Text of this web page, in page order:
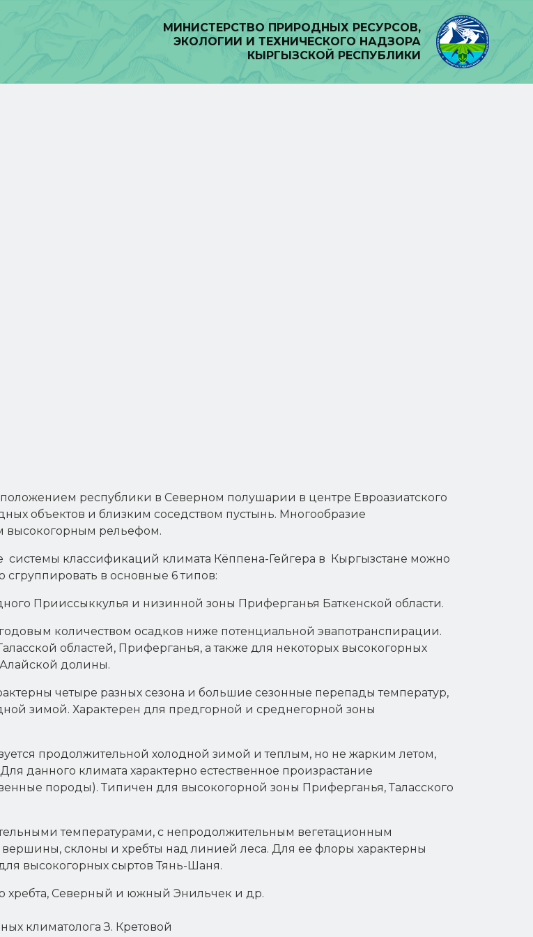
МИНИСТЕРСТВО ПРИРОДНЫХ РЕСУРСОВ,
ЭКОЛОГИИ И ТЕХНИЧЕСКОГО НАДЗОРА
КЫРГЫЗСКОЙ РЕСПУБЛИКИ
республики в Северном полушарии в центре Евроазиатского
объектов и близким соседством пустынь. Многообразие
высокогорным рельефом.
классификаций климата Кёппена-Гейгера в Кыргызстане можно
в основные 6 типов:
Прииссыккулья и низинной зоны Приферганья Баткенской области.
количеством осадков ниже потенциальной эвапотранспирации.
областей, Приферганья, а также для некоторых высокогорных
долины.
четыре разных сезона и большие сезонные перепады температур,
зимой. Характерен для предгорной и среднегорной зоны
продолжительной холодной зимой и теплым, но не жарким летом,
данного климата характерно естественное произрастание
породы). Типичен для высокогорной зоны Приферганья, Таласского
температурами, с непродолжительным вегетационным
склоны и хребты над линией леса. Для ее флоры характерны
высокогорных сыртов Тянь-Шаня.
хребта, Северный и южный Энильчек и др.
климатолога З. Кретовой